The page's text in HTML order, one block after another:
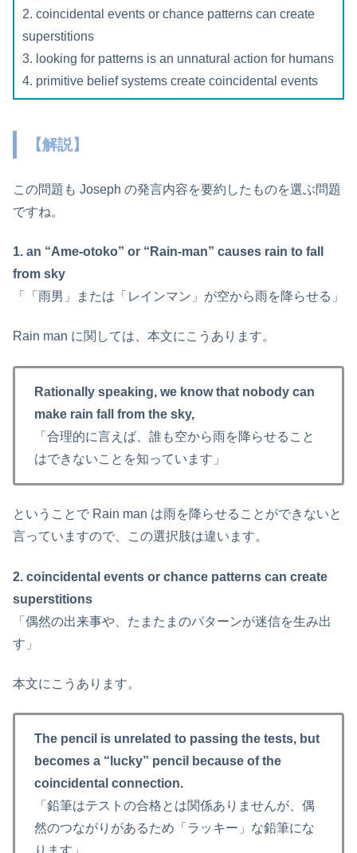
2. coincidental events or chance patterns can create
superstitions
3. looking for patterns is an unnatural action for humans
4. primitive belief systems create coincidental events
【解説】
この問題も Joseph の発言内容を要約したものを選ぶ問題
ですね。
1. an “Ame-otoko” or “Rain-man” causes rain to fall
from sky
「「雨男」または「レインマン」が空から雨を降らせる」
Rain man に関しては、本文にこうあります。
Rationally speaking, we know that nobody can
make rain fall from the sky,
「合理的に言えば、誰も空から雨を降らせること
はできないことを知っています」
ということで Rain man は雨を降らせることができないと
言っていますので、この選択肢は違います。
2. coincidental events or chance patterns can create
superstitions
「偶然の出来事や、たまたまのパターンが迷信を生み出
す」
本文にこうあります。
The pencil is unrelated to passing the tests, but
becomes a “lucky” pencil because of the
coincidental connection.
「鉛筆はテストの合格とは関係ありませんが、偶
然のつながりがあるため「ラッキー」な鉛筆にな